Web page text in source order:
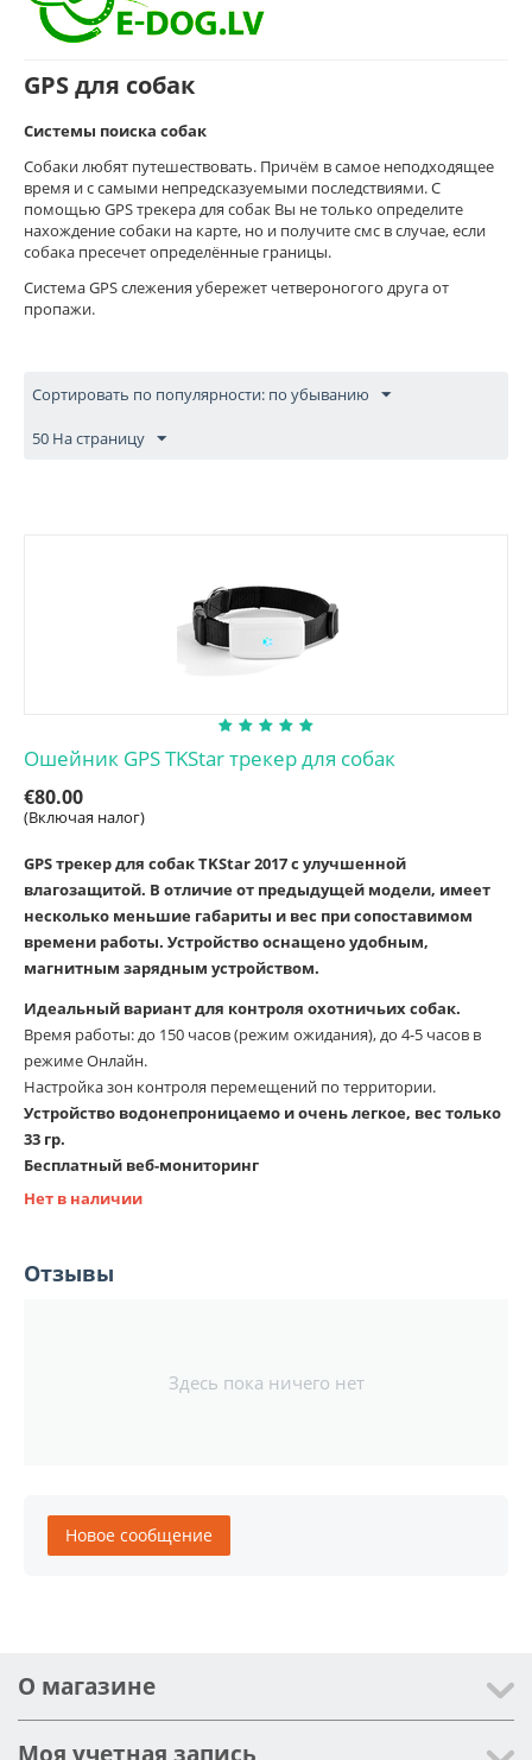
GPS для собак
Системы поиска собак
Собаки любят путешествовать. Причём в самое неподходящее
время и с самыми непредсказуемыми последствиями. С
помощью GPS трекера для собак Вы не только определите
нахождение собаки на карте, но и получите смс в случае, если
собака пресечет определённые границы.
Система GPS слежения убережет четвероногого друга от
пропажи.
Сортировать по популярности: по убыванию
50 На страницу
Ошейник GPS TKStar трекер для собак
€80.00
(Включая налог)
GPS трекер для собакTKStar 2017с улучшенной
влагозащитой. В отличие от предыдущей модели, имеет
несколько меньшие габариты и вес при сопоставимом
времени работы. Устройство оснащено удобным,
магнитным зарядным устройством.
Идеальный вариант для контроля охотничьих собак.
Время работы: до 150 часов (режим ожидания), до 4-5 часов в
режиме Онлайн.
Настройка зон контроля перемещений по территории.
Устройство водонепроницаемо и очень легкое, вес только
33 гр.
Бесплатный веб-мониторинг
Нет в наличии
Отзывы
Здесь пока ничего нет
Новое сообщение
О магазине
Моя учетная запись